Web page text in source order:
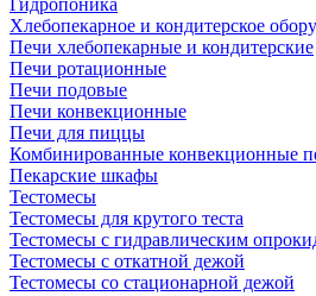
Гидропоника
Хлебопекарное и кондитерское
Печи хлебопекарные и кондитерские
Печи ротационные
Печи подовые
Печи конвекционные
Печи для пиццы
Комбинированные конвекционные
Пекарские шкафы
Тестомесы
Тестомесы для крутого теста
Тестомесы с гидравлическим
Тестомесы с откатной дежой
Тестомесы со стационарной дежой